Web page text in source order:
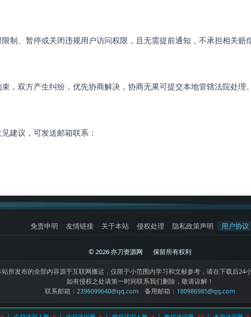
制、暂停或关闭违规用户访问权限，且无需提前通知，不承担相关赔
，双方产生纠纷，优先协商解决，协商无果可提交本地管辖法院处理。
建议，可发送邮箱联系：
免责申明 友情链接 关于本站 侵权处理 隐私政策声明 用户协议
© 2026 亦刀资源网 保留所有权利
站所发布的全部内容源于互联网搬运，仅限于小范围内学习和文献参考，请在下载后24
如有侵权之处请第一时间联系我们删除，敬请谅解！
联系邮箱： 2396099640@qq.com 备用邮箱： 180986985@qq.com